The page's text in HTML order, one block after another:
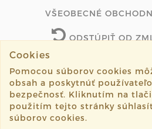
VŠEOBECNÉ
ODSTÚPIŤ OD
©2026 jk-sperk.sk všetky
Vytvorené
Cookies
Pomocou súborov cookies
obsah a poskytnúť
bezpečnosť. Kliknutím na
použitím tejto stránky
súborov cookies.